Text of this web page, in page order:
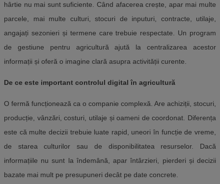
hârtie nu mai sunt suficiente. Când afacerea crește, apar mai multe
parcele, mai multe culturi, stocuri de inputuri, contracte, utilaje,
angajați sezonieri și termene care trebuie respectate. Un program
de gestiune pentru agricultură ajută la centralizarea acestor
informații și oferă o imagine clară asupra activității curente.
De ce este important controlul digital în agricultură
O fermă funcționează ca o companie complexă. Are achiziții, stocuri,
producție, vânzări, costuri, utilaje și oameni de coordonat. Diferența
este că multe decizii trebuie luate rapid, uneori în funcție de vreme,
de starea culturilor sau de disponibilitatea resurselor. Dacă
informațiile nu sunt la îndemână, apar întârzieri, pierderi și decizii
bazate mai mult pe presupuneri decât pe date concrete.